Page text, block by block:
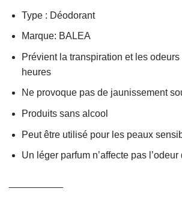
Type : Déodorant
Marque: BALEA
Prévient la transpiration et les
heures
Ne provoque pas de jaunissement
Produits sans alcool
Peut être utilisé pour les peaux
Un léger parfum n’affecte pas l’odeur